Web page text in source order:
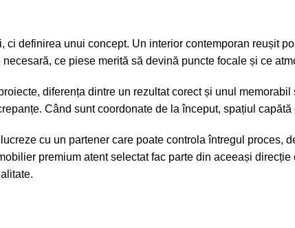
definirea unui concept. Un interior contemporan reușit
ce piese merită să devină puncte focale și ce
diferența dintre un rezultat corect și unul
Când sunt coordonate de la început, spațiul capătă
cu un partener care poate controla întregul proces,
premium atent selectat fac parte din aceeași